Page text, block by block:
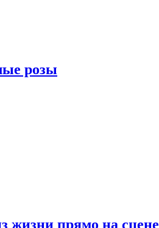
розы
жизни прямо на сцене